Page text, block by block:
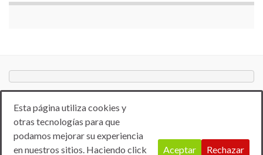
Esta página utiliza cookies y
otras tecnologías para que
podamos mejorar su experiencia
en nuestros sitios. Haciendo click
Aceptar Rechazar